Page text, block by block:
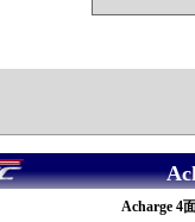
Acharge 4